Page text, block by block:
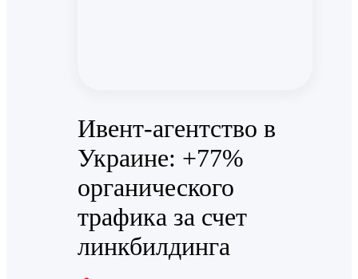
Ивент-агентство в
Украине: +77%
органического
трафика за счет
линкбилдинга